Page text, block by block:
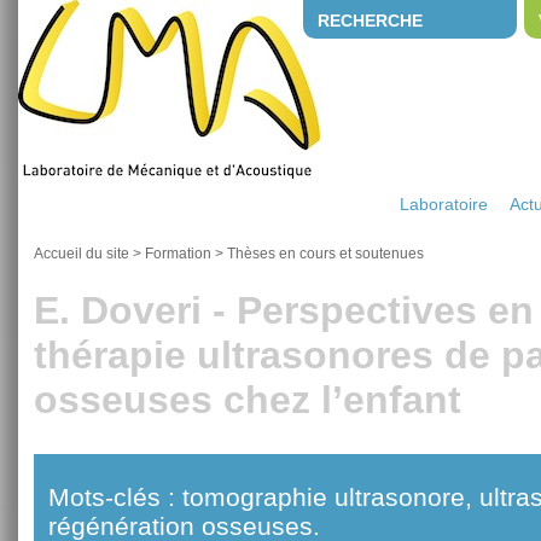
RECHERCHE
Laboratoire
Accueil du site > Formation > Thèses en cours et soutenues
E. Doveri - Perspectives
thérapie ultrasonores de
osseuses chez l’enfant
Mots-clés : tomographie ultrasonore,
régénération osseuses.